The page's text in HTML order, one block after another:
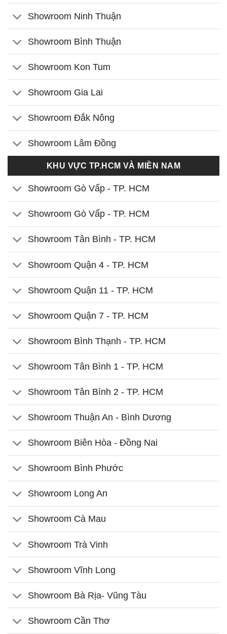
Showroom Ninh Thuận
Showroom Bình Thuận
Showroom Kon Tum
Showroom Gia Lai
Showroom Đắk Nông
Showroom Lâm Đồng
KHU VỰC TP.HCM VÀ MIỀN NAM
Showroom Gò Vấp - TP. HCM
Showroom Gò Vấp - TP. HCM
Showroom Tân Bình - TP. HCM
Showroom Quận 4 - TP. HCM
Showroom Quận 11 - TP. HCM
Showroom Quận 7 - TP. HCM
Showroom Bình Thạnh - TP. HCM
Showroom Tân Bình 1 - TP. HCM
Showroom Tân Bình 2 - TP. HCM
Showroom Thuận An - Bình Dương
Showroom Biên Hòa - Đồng Nai
Showroom Bình Phước
Showroom Long An
Showroom Cà Mau
Showroom Trà Vinh
Showroom Vĩnh Long
Showroom Bà Rịa- Vũng Tàu
Showroom Cần Thơ